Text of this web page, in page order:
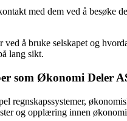
med dem ved å besøke
å bruke selskapet og
lang sikt.
som Økonomi Deler
regnskapssystemer,
og opplæring innen